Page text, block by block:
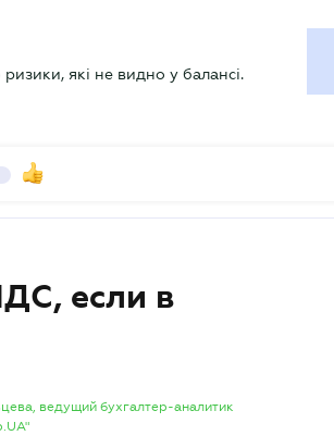
які не видно у балансі.
если в
ведущий бухгалтер-аналитик